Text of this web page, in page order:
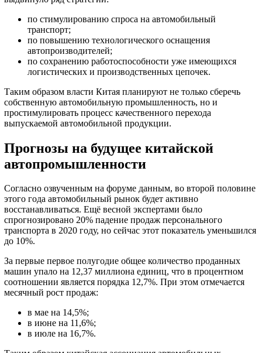
по стимулированию спроса на автомобильный
транспорт;
по повышению технологического оснащения
автопроизводителей;
по сохранению работоспособности уже имеющихся
логистических и производственных цепочек.
Таким образом власти Китая планируют не только сберечь
собственную автомобильную промышленность, но и
простимулировать процесс качественного перехода
выпускаемой автомобильной продукции.
Прогнозы на будущее китайской
автопромышленности
Согласно озвученным на форуме данным, во второй половине
этого года автомобильный рынок будет активно
восстанавливаться. Ещё весной экспертами было
спрогнозировано 20% падение продаж персонального
транспорта в 2020 году, но сейчас этот показатель уменьшился
до 10%.
За первые первое полугодие общее количество проданных
машин упало на 12,37 миллиона единиц, что в процентном
соотношении является порядка 12,7%. При этом отмечается
месячный рост продаж:
в мае на 14,5%;
в июне на 11,6%;
в июле на 16,7%.